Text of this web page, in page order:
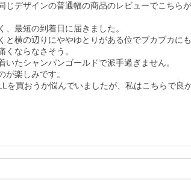
じデザインの普通幅の商品のレビューでこちら
、最短の到着日に届きました。
と横の辺りにややゆとりがある位でブカブカに
くならなさそう。
いたシャンパンゴールドで派手過ぎません。
が楽しみです。
を買おうか悩んでいましたが、私はこちらで良